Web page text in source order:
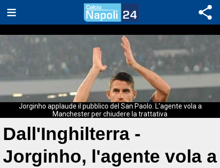
Jorginho applaude il pubblico del San Paolo. L'agente vola a
Manchester per chiudere la trattativa
Dall'Inghilterra -
Jorginho, l'agente vola a